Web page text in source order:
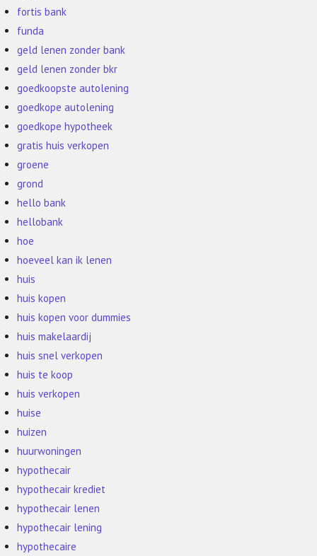
fortis bank
funda
geld lenen zonder bank
geld lenen zonder bkr
goedkoopste autolening
goedkope autolening
goedkope hypotheek
gratis huis verkopen
groene
grond
hello bank
hellobank
hoe
hoeveel kan ik lenen
huis
huis kopen
huis kopen voor dummies
huis makelaardij
huis snel verkopen
huis te koop
huis verkopen
huise
huizen
huurwoningen
hypothecair
hypothecair krediet
hypothecair lenen
hypothecair lening
hypothecaire